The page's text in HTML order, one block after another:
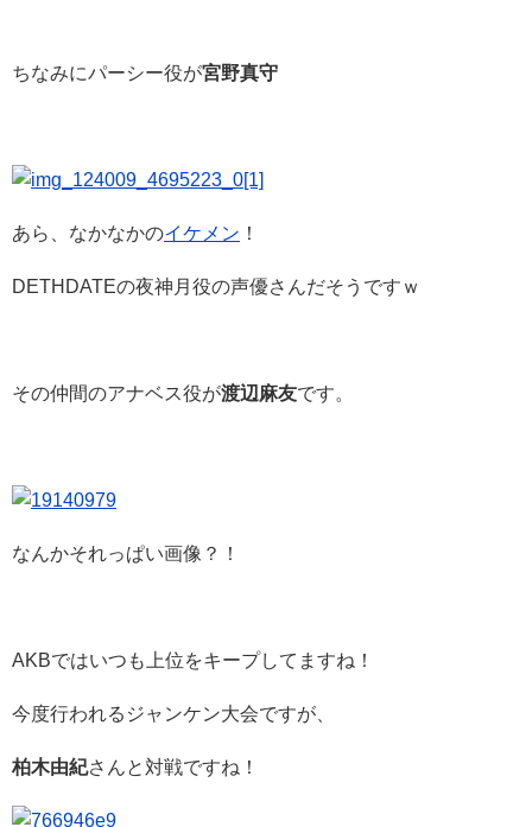
ちなみにパーシー役が宮野真守
あら、なかなかのイケメン ！
DETHDATEの夜神月役の声優さんだそうですｗ
その仲間のアナベス役が渡辺麻友です。
なんかそれっぱい画像？！
AKBではいつも上位をキープしてますね！
今度行われるジャンケン大会ですが、
柏木由紀さんと対戦ですね！